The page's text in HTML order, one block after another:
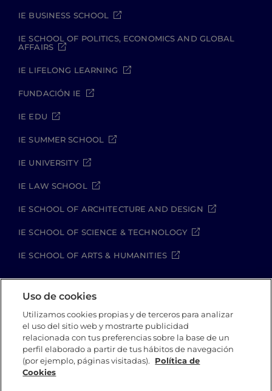
IE BUSINESS SCHOOL
IE SCHOOL OF POLITICS, ECONOMICS AND GLOBAL
AFFAIRS
IE LIFELONG LEARNING
FUNDACIÓN IE
IE EDU
IE SUMMER SCHOOL
IE UNIVERSITY
IE LAW SCHOOL
IE SCHOOL OF ARCHITECTURE AND DESIGN
IE SCHOOL OF SCIENCE & TECHNOLOGY
IE SCHOOL OF ARTS & HUMANITIES
Política de Cookies
Política de seguridad
Student Academic Standards
Canal Compliance
Site Map
Uso de cookies
Utilizamos cookies propias y de terceros para analizar
el uso del sitio web y mostrarte publicidad
relacionada con tus preferencias sobre la base de un
perfil elaborado a partir de tus hábitos de navegación
(por ejemplo, páginas visitadas).
Política de
Cookies